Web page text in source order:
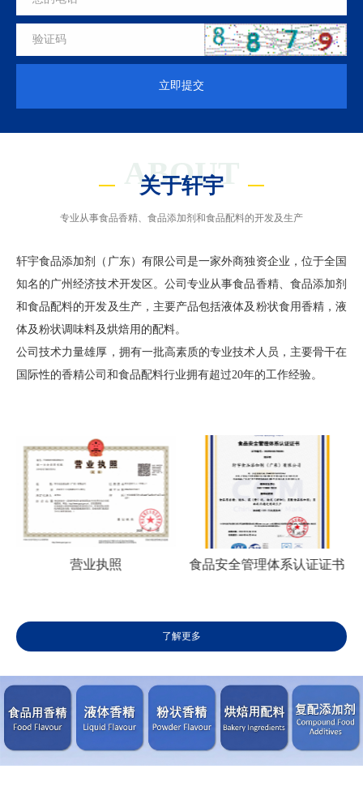
立即提交
ABOUT
关于轩宇
专业从事食品香精、食品添加剂和食品配料的开发及生产
轩宇食品添加剂（广东）有限公司是一家外商独资企业，位于全国
知名的广州经济技术开发区。公司专业从事食品香精、食品添加剂
和食品配料的开发及生产，主要产品包括液体及粉状食用香精，液
体及粉状调味料及烘焙用的配料。
公司技术力量雄厚，拥有一批高素质的专业技术人员，主要骨干在
国际性的香精公司和食品配料行业拥有超过20年的工作经验。
营业执照 食品安全管理体系认证证书
了解更多